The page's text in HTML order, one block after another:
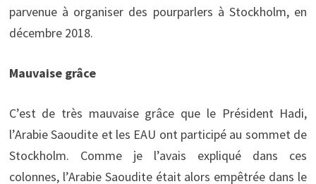
parvenue à organiser des pourparlers à Stockholm, en
décembre 2018.
Mauvaise grâce
C’est de très mauvaise grâce que le Président Hadi,
l’Arabie Saoudite et les EAU ont participé au sommet de
Stockholm. Comme je l’avais expliqué dans ces
colonnes, l’Arabie Saoudite était alors empêtrée dans le